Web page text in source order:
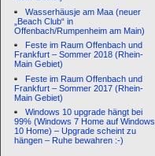
Wasserhäusje am Maa (neuer
„Beach Club“ in
Offenbach/Rumpenheim am Main)
Feste im Raum Offenbach und
Frankfurt – Sommer 2018 (Rhein-
Main Gebiet)
Feste im Raum Offenbach und
Frankfurt – Sommer 2017 (Rhein-
Main Gebiet)
Windows 10 upgrade hängt bei
99% (Windows 7 Home auf Windows
10 Home) – Upgrade scheint zu
hängen – Ruhe bewahren :-)